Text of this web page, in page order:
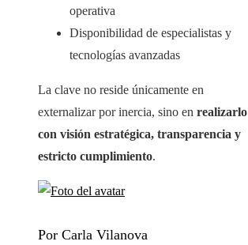
operativa
Disponibilidad de especialistas y
tecnologías avanzadas
La clave no reside únicamente en
externalizar por inercia, sino en realizarlo
con visión estratégica, transparencia y
estricto cumplimiento.
Por Carla Vilanova